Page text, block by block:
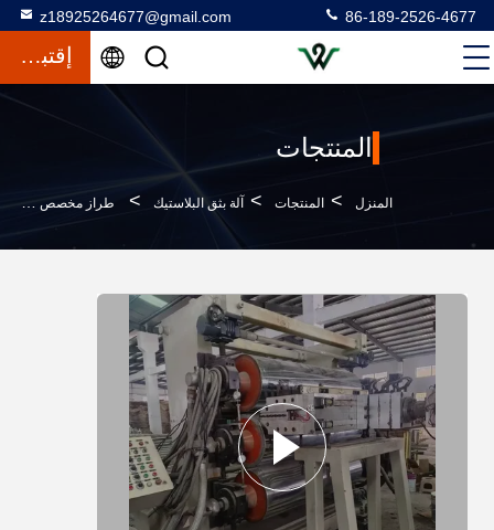
z18925264677@gmail.com 86-189-2526-4677
إقتباس
المنتجات
المنزل > المنتجات > آلة بثق البلاستيك > طراز مخصص من محفز الزناد الواحد مع 33 1 طول الزناد ونظام التحكم في PLC